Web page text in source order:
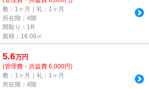
敷：1ヶ月｜礼：1ヶ月
所在階：4階
間取り：1R
面積：16.08㎡
5.6万円
(管理費・共益費 6,000円)
敷：1ヶ月｜礼：1ヶ月
所在階：4階